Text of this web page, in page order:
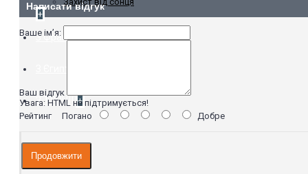
+
З Франції +
З ТУРЦІЇ +
Написати відгук
Ваше ім’я:
Ваш відгук
Увага: HTML не підтримується!
РейтингПогано Добре
Продовжити